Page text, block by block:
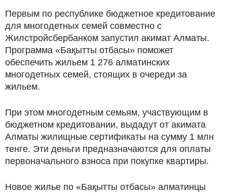
Первым по республике бюджетное кредитование
для многодетных семей совместно с
Жилстройсбербанком запустил акимат Алматы.
Программа «Бақытты отбасы» поможет
обеспечить жильем 1 276 алматинских
многодетных семей, стоящих в очереди за
жильем.
При этом многодетным семьям, участвующим в
бюджетном кредитовании, выдадут от акимата
Алматы жилищные сертификаты на сумму 1 млн
тенге. Эти деньги предназначаются для оплаты
первоначального взноса при покупке квартиры.
Новое жилье по «Бақытты отбасы» алматинцы